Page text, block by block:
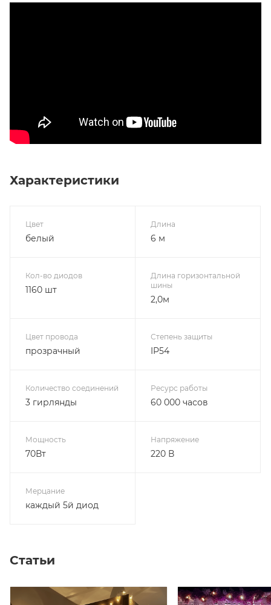
Характеристики
Цвет
белый
Длина
6 м
Кол-во диодов
1160 шт
Длина горизонтальной
шины
2,0м
Цвет провода
прозрачный
Степень защиты
IP54
Количество соединений
3 гирлянды
Ресурс работы
60 000 часов
Мощность
70Вт
Напряжение
220 В
Мерцание
каждый 5й диод
Статьи